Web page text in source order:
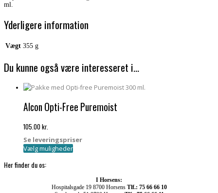
ml.
Yderligere information
Vægt 355 g
Du kunne også være interesseret i…
Alcon Opti-Free Puremoist
105.00kr.
Se leveringspriser
Vælg mulighederDette
vare
varianter.
Mulighederne
Her finder du os:
I Horsens:
Hospitalsgade 19 8700 Horsens Tlf.: 75 66 66 10